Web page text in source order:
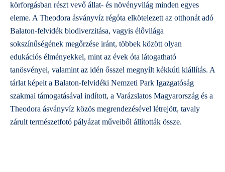
körforgásban részt vevő állat- és növényvilág minden egyes
eleme. A Theodora ásványvíz régóta elkötelezett az otthonát adó
Balaton-felvidék biodiverzitása, vagyis élővilága
sokszínűségének megőrzése iránt, többek között olyan
edukációs élményekkel, mint az évek óta látogatható
tanösvényei, valamint az idén ősszel megnyílt kékkúti kiállítás. A
tárlat képeit a Balaton-felvidéki Nemzeti Park Igazgatóság
szakmai támogatásával indított, a Varázslatos Magyarország és a
Theodora ásványvíz közös megrendezésével létrejött, tavaly
zárult természetfotó pályázat műveiből állították össze.